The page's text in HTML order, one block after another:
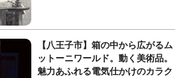
【八王子市】箱の中から広がるム
ットーニワールド。動く美術品。
魅力あふれる電気仕かけのカラク